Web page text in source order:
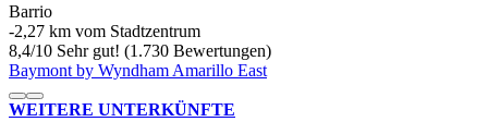
Barrio
‐2,27 km vom Stadtzentrum
8,4/10 Sehr gut! (1.730 Bewertungen)
Baymont by Wyndham Amarillo East
WEITERE UNTERKÜNFTE